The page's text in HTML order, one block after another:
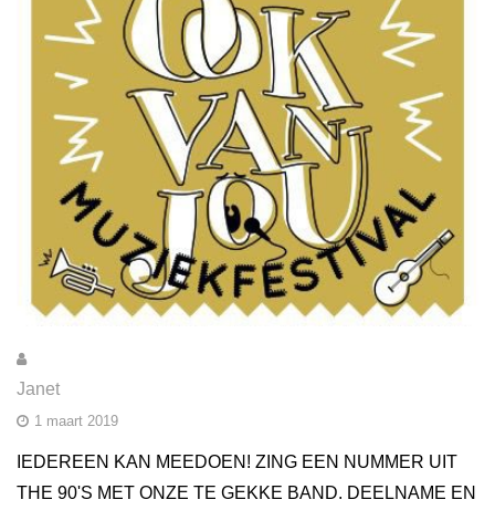
Janet
1 maart 2019
IEDEREEN KAN MEEDOEN! ZING EEN NUMMER UIT
THE 90'S MET ONZE TE GEKKE BAND. DEELNAME EN